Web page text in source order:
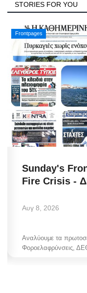
STORIES FOR YOU
Frontpages
Sunday's
Fire Crisis -
Αυγ 8, 2026
Αναλύουμε τα
Φοροελαφρύνσεις,